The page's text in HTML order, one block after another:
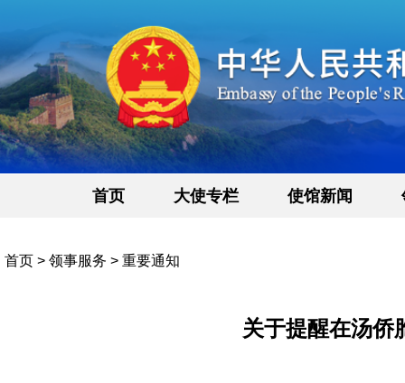
首页 大使专栏 使馆新闻
首页 > 领事服务 > 重要通知
关于提醒在汤侨